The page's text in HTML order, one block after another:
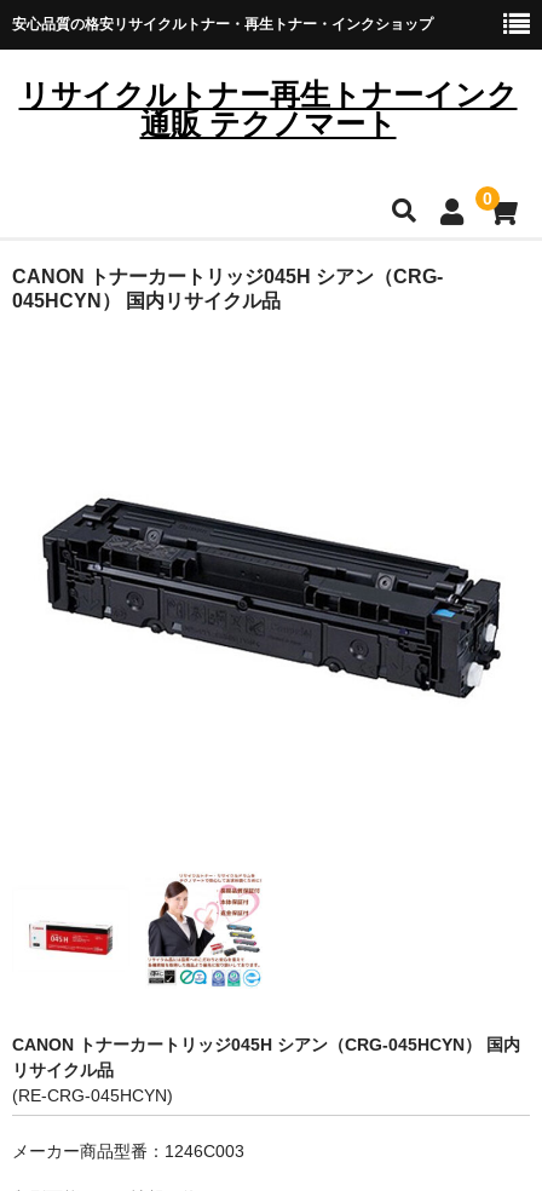
安心品質の格安リサイクルトナー・再生トナー・インクショップ
リサイクルトナー再生トナーインク
通販 テクノマート
0
HOME
リコー
OKI
富士フイルムBI
パナソニック
インクカートリッジ
キヤノン CANON
CANON トナーカートリッジ045H シアン（CRG-
045HCYN） 国内リサイクル品
CANON トナーカートリッジ045H シアン（CRG-045HCYN） 国内
リサイクル品
(RE-CRG-045HCYN)
メーカー商品型番：1246C003